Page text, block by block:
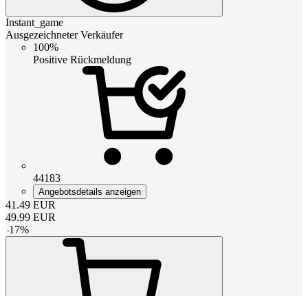
Instant_game
Ausgezeichneter Verkäufer
100%
Positive Rückmeldung
44183
Angebotsdetails anzeigen
41.49 EUR
49.99 EUR
-17%